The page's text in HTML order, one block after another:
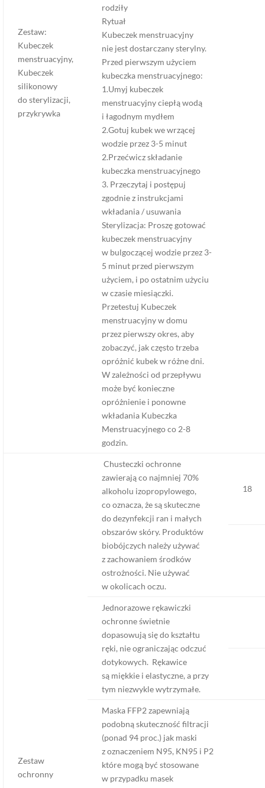
rodziły
Rytuał
Kubeczek menstruacyjny
nie jest dostarczany sterylny.
Przed pierwszym użyciem
kubeczka menstruacyjnego:
1.Umyj kubeczek
menstruacyjny ciepłą wodą
i łagodnym mydłem
2.Gotuj kubek we wrzącej
wodzie przez 3-5 minut
2.Przećwicz składanie
kubeczka menstruacyjnego
3. Przeczytaj i postępuj
zgodnie z instrukcjami
wkładania / usuwania
Sterylizacja: Proszę gotować
kubeczek menstruacyjny
w bulgoczącej wodzie przez 3-
5 minut przed pierwszym
użyciem, i po ostatnim użyciu
w czasie miesiączki.
Przetestuj Kubeczek
menstruacyjny w domu
przez pierwszy okres, aby
zobaczyć, jak często trzeba
opróżnić kubek w różne dni.
W zależności od przepływu
może być konieczne
opróżnienie i ponowne
wkładania Kubeczka
Menstruacyjnego co 2-8
godzin.
Zestaw:
Kubeczek
menstruacyjny,
Kubeczek
silikonowy
do sterylizacji,
przykrywka
Zestaw
ochronny
Chusteczki ochronne
zawierają co najmniej 70%
alkoholu izopropylowego,
co oznacza, że są skuteczne
do dezynfekcji ran i małych
obszarów skóry. Produktów
biobójczych należy używać
z zachowaniem środków
ostrożności. Nie używać
w okolicach oczu.
18
Jednorazowe rękawiczki
ochronne świetnie
dopasowują się do kształtu
ręki, nie ograniczając odczuć
dotykowych. Rękawice
są miękkie i elastyczne, a przy
tym niezwykle wytrzymałe.
Maska FFP2 zapewniają
podobną skuteczność filtracji
(ponad 94 proc.) jak maski
z oznaczeniem N95, KN95 i P2
które mogą być stosowane
w przypadku masek